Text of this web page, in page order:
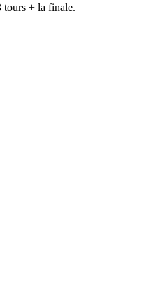
tours + la finale.